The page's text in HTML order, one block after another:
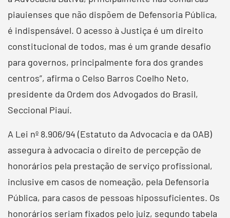
piauienses que não dispõem de Defensoria Pública,
é indispensável. O acesso à Justiça é um direito
constitucional de todos, mas é um grande desafio
para governos, principalmente fora dos grandes
centros”, afirma o Celso Barros Coelho Neto,
presidente da Ordem dos Advogados do Brasil,
Seccional Piauí.
A Lei nº 8.906/94 (Estatuto da Advocacia e da OAB)
assegura à advocacia o direito de percepção de
honorários pela prestação de serviço profissional,
inclusive em casos de nomeação, pela Defensoria
Pública, para casos de pessoas hipossuficientes. Os
honorários seriam fixados pelo juiz, segundo tabela